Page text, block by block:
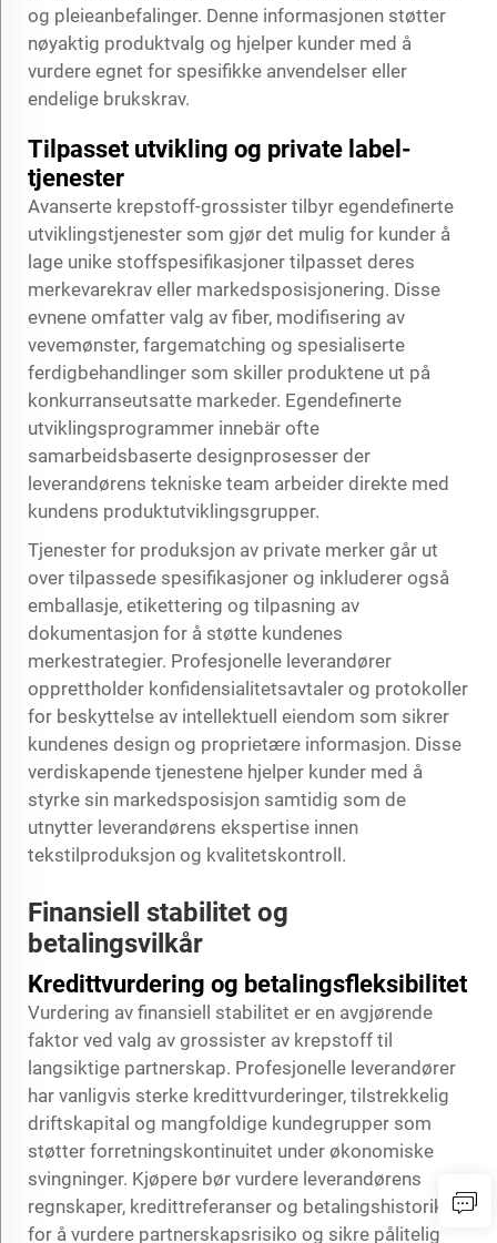
og pleieanbefalinger. Denne informasjonen støtter
nøyaktig produktvalg og hjelper kunder med å
vurdere egnet for spesifikke anvendelser eller
endelige brukskrav.
Tilpasset utvikling og private label-
tjenester
Avanserte krepstoff-grossister tilbyr egendefinerte
utviklingstjenester som gjør det mulig for kunder å
lage unike stoffspesifikasjoner tilpasset deres
merkevarekrav eller markedsposisjonering. Disse
evnene omfatter valg av fiber, modifisering av
vevemønster, fargematching og spesialiserte
ferdigbehandlinger som skiller produktene ut på
konkurranseutsatte markeder. Egendefinerte
utviklingsprogrammer innebär ofte
samarbeidsbaserte designprosesser der
leverandørens tekniske team arbeider direkte med
kundens produktutviklingsgrupper.
Tjenester for produksjon av private merker går ut
over tilpassede spesifikasjoner og inkluderer også
emballasje, etikettering og tilpasning av
dokumentasjon for å støtte kundenes
merkestrategier. Profesjonelle leverandører
opprettholder konfidensialitetsavtaler og protokoller
for beskyttelse av intellektuell eiendom som sikrer
kundenes design og proprietære informasjon. Disse
verdiskapende tjenestene hjelper kunder med å
styrke sin markedsposisjon samtidig som de
utnytter leverandørens ekspertise innen
tekstilproduksjon og kvalitetskontroll.
Finansiell stabilitet og
betalingsvilkår
Kredittvurdering og betalingsfleksibilitet
Vurdering av finansiell stabilitet er en avgjørende
faktor ved valg av grossister av krepstoff til
langsiktige partnerskap. Profesjonelle leverandører
har vanligvis sterke kredittvurderinger, tilstrekkelig
driftskapital og mangfoldige kundegrupper som
støtter forretningskontinuitet under økonomiske
svingninger. Kjøpere bør vurdere leverandørens
regnskaper, kredittreferanser og betalingshistorikk
for å vurdere partnerskapsrisiko og sikre pålitelig